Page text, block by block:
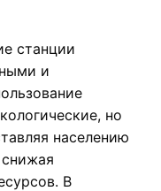
станции
и
но
населению
В